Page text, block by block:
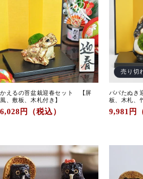
かえるの苔盆栽迎春セット 【屏
風、敷板、木札付き】
通
格
6,028 円（税込）
売り切
パパたぬき
板、木札、
通
格
9,981 円